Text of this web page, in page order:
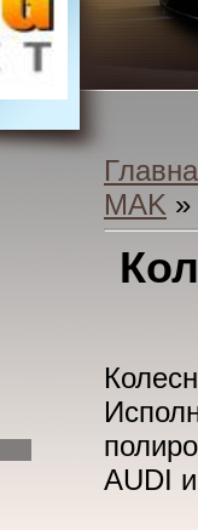
MAK »
AUDI